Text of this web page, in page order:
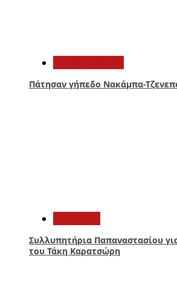
Πάτησαν γήπεδο Νακάμπα-
Συλλυπητήρια Παπαναστασίου
του Τάκη Καρατσώρη